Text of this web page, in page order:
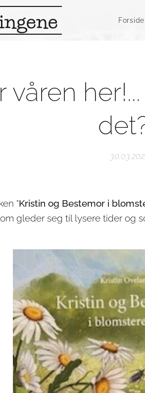
Forside
våren
"Kristin og Bestemor i
gleder seg til lysere tider og